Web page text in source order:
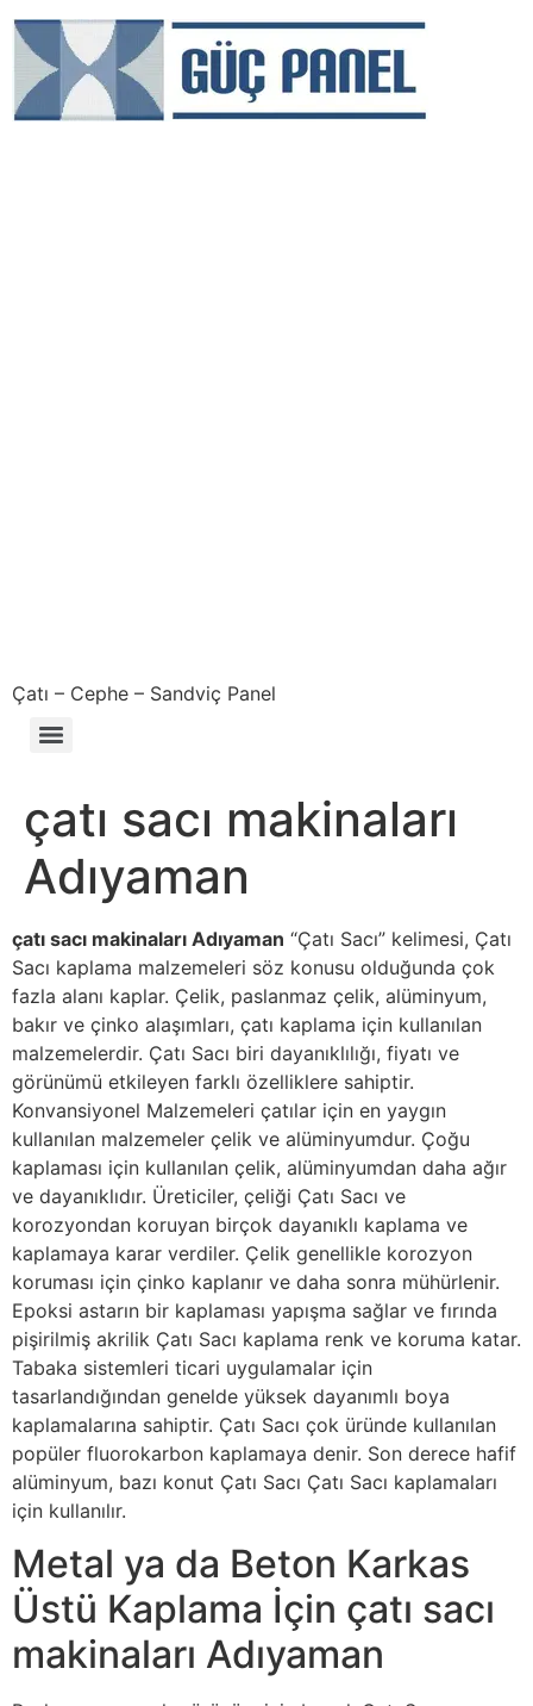
Çatı – Cephe – Sandviç Panel
çatı sacı makinaları
Adıyaman
çatı sacı makinaları Adıyaman “Çatı Sacı” kelimesi, Çatı
Sacı kaplama malzemeleri söz konusu olduğunda çok
fazla alanı kaplar. Çelik, paslanmaz çelik, alüminyum,
bakır ve çinko alaşımları, çatı kaplama için kullanılan
malzemelerdir. Çatı Sacı biri dayanıklılığı, fiyatı ve
görünümü etkileyen farklı özelliklere sahiptir.
Konvansiyonel Malzemeleri çatılar için en yaygın
kullanılan malzemeler çelik ve alüminyumdur. Çoğu
kaplaması için kullanılan çelik, alüminyumdan daha ağır
ve dayanıklıdır. Üreticiler, çeliği Çatı Sacı ve
korozyondan koruyan birçok dayanıklı kaplama ve
kaplamaya karar verdiler. Çelik genellikle korozyon
koruması için çinko kaplanır ve daha sonra mühürlenir.
Epoksi astarın bir kaplaması yapışma sağlar ve fırında
pişirilmiş akrilik Çatı Sacı kaplama renk ve koruma katar.
Tabaka sistemleri ticari uygulamalar için
tasarlandığından genelde yüksek dayanımlı boya
kaplamalarına sahiptir. Çatı Sacı çok üründe kullanılan
popüler fluorokarbon kaplamaya denir. Son derece hafif
alüminyum, bazı konut Çatı Sacı Çatı Sacı kaplamaları
için kullanılır.
Metal ya da Beton Karkas
Üstü Kaplama İçin çatı sacı
makinaları Adıyaman